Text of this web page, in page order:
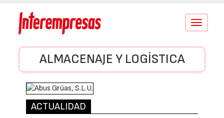
Conmutar
ALMACENAJE Y LOGÍSTICA
ACTUALIDAD